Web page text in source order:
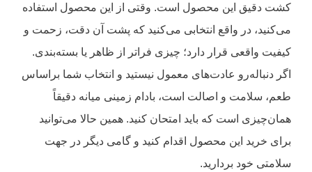
کشت دقیق این محصول است. وقتی از این محصول استفاده
می‌کنید، در واقع انتخابی می‌کنید که پشت آن دقت، زحمت و
کیفیت واقعی قرار دارد؛ چیزی فراتر از ظاهر یا بسته‌بندی.
اگر دنباله‌رو عادت‌های معمول نیستید و انتخاب‌ شما براساس
طعم، سلامت و اصالت است، بادام زمینی میانه دقیقاً
همان‌چیزی‌ است که باید امتحان کنید. همین حالا می‌توانید
برای خرید این محصول اقدام کنید و گامی دیگر در جهت
سلامتی خود بردارید.